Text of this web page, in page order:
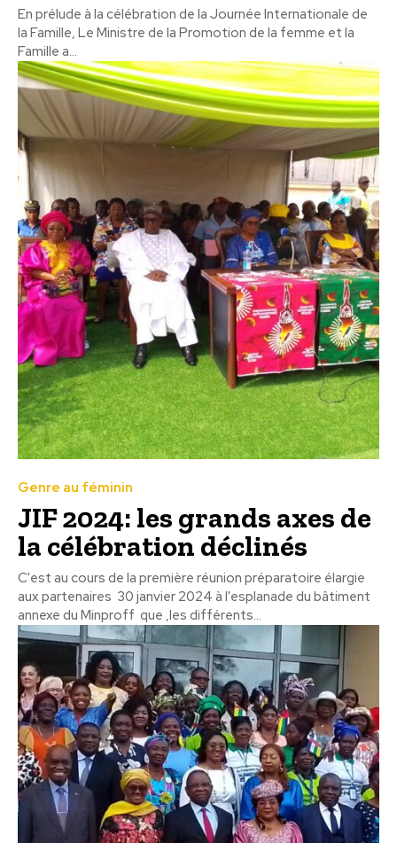
En prélude à la célébration de la Journée Internationale de
la Famille, Le Ministre de la Promotion de la femme et la
Famille a...
Genre au féminin
JIF 2024: les grands axes de
la célébration déclinés
C'est au cours de la première réunion préparatoire élargie
aux partenaires 30 janvier 2024 à l'esplanade du bâtiment
annexe du Minproff que ,les différents...